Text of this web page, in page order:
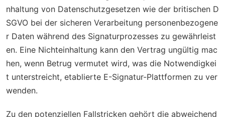
nhaltung von Datenschutzgesetzen wie der britischen D
SGVO bei der sicheren Verarbeitung personenbezogene
r Daten während des Signaturprozesses zu gewährleist
en. Eine Nichteinhaltung kann den Vertrag ungültig mac
hen, wenn Betrug vermutet wird, was die Notwendigkei
t unterstreicht, etablierte E-Signatur-Plattformen zu ver
wenden.
Zu den potenziellen Fallstricken gehört die abweichend